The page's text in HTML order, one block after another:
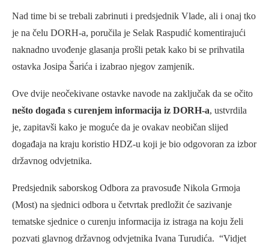
Nad time bi se trebali zabrinuti i predsjednik Vlade, ali i onaj tko
je na čelu DORH-a, poručila je Selak Raspudić komentirajući
naknadno uvođenje glasanja prošli petak kako bi se prihvatila
ostavka Josipa Šarića i izabrao njegov zamjenik.
Ove dvije neočekivane ostavke navode na zaključak da se očito
nešto događa s curenjem informacija iz DORH-a, ustvrdila
je, zapitavši kako je moguće da je ovakav neobičan slijed
događaja na kraju koristio HDZ-u koji je bio odgovoran za izbor
državnog odvjetnika.
Predsjednik saborskog Odbora za pravosuđe Nikola Grmoja
(Most) na sjednici odbora u četvrtak predložit će sazivanje
tematske sjednice o curenju informacija iz istraga na koju želi
pozvati glavnog državnog odvjetnika Ivana Turudića. “Vidjet